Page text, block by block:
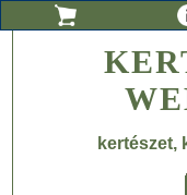
kertészet,